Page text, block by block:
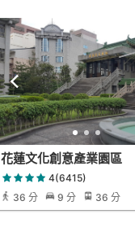
花蓮文化創意產業園區
4(6415)
36 分
9 分 36 分